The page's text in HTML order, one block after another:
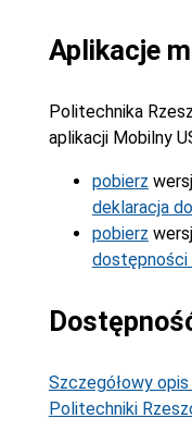
Aplikacje
Politechnika
aplikacji Mobilny
pobierz
deklaracja
pobierz
dostępności
Szczegółowy
Politechniki